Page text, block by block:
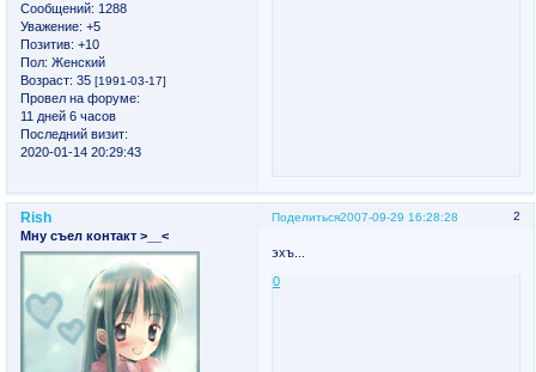
Сообщений: 1288
Уважение: +5
Позитив: +10
Пол: Женский
Возраст: 35 [1991-03-17]
Провел на форуме:
11 дней 6 часов
Последний визит:
2020-01-14 20:29:43
Поделиться 2
2007-09-29 16:28:28
Rish
Мну съел контакт >__<
эхъ...
0